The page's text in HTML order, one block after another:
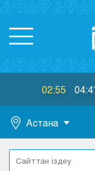
02:55
Астана
Астана
Алматы